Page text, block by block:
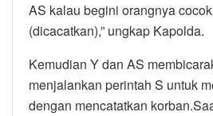
AS kalau begini orangnya
(dicacatkan),” ungkap Kapolda.
Kemudian Y dan AS
menjalankan perintah S untuk
dengan mencatatkan